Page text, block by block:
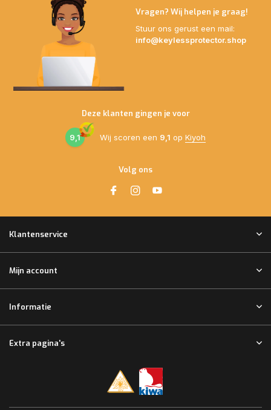
Vragen? Wij helpen je graag!
Stuur ons gerust een mail:
info@keylessprotector.shop
Deze klanten gingen je voor
9,1 Wij scoren een 9,1 op Kiyoh
Volg ons
Klantenservice
Mijn account
Informatie
Extra pagina's